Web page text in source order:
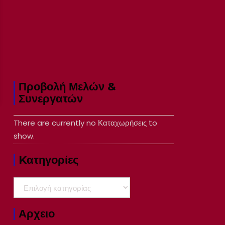
Προβολή Μελών &
Συνεργατών
There are currently no Καταχωρήσεις to
show.
Kατηγορίες
Kατηγορίες
Αρχειο